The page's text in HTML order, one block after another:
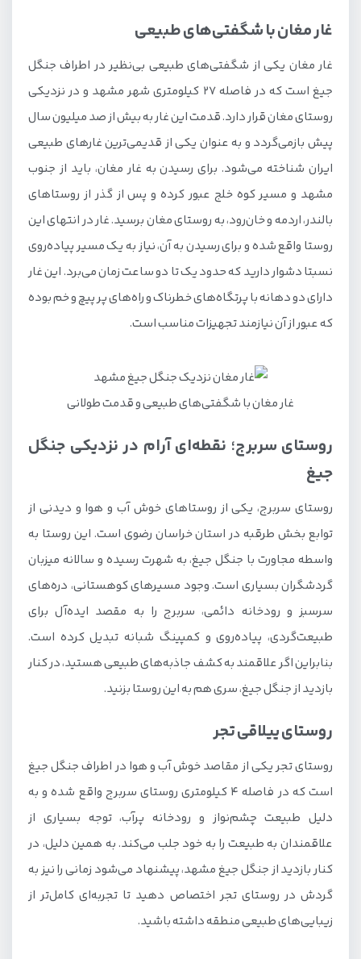
غار مغان با شگفتی‌های طبیعی
غار مغان یکی از شگفتی‌های طبیعی بی‌نظیر در اطراف جنگل
جیغ است که در فاصله 27 کیلومتری شهر مشهد و در نزدیکی
روستای مغان قرار دارد. قدمت این غار به بیش از صد میلیون سال
پیش بازمی‌گردد و به عنوان یکی از قدیمی‌ترین غارهای طبیعی
ایران شناخته می‌شود. برای رسیدن به غار مغان، باید از جنوب
مشهد و مسیر کوه خلج عبور کرده و پس از گذر از روستاهای
بالندر، اردمه و خان‌رود، به روستای مغان برسید. غار در انتهای این
روستا واقع شده و برای رسیدن به آن، نیاز به یک مسیر پیاده‌روی
نسبتا دشوار دارید که حدود یک تا دو ساعت زمان می‌برد. این غار
دارای دو دهانه با پرتگاه‌های خطرناک و راه‌های پر پیچ و خم بوده
که عبور از آن نیازمند تجهیزات مناسب است.
غار مغان با شگفتی‌های طبیعی و قدمت طولانی
روستای سربرج؛ نقطه‌ای آرام در نزدیکی جنگل
جیغ
روستای سربرج، یکی از روستاهای خوش آب و هوا و دیدنی از
توابع بخش طرقبه در استان خراسان رضوی است. این روستا به
واسطه مجاورت با جنگل جیغ، به شهرت رسیده و سالانه میزبان
گردشگران بسیاری است. وجود مسیرهای کوهستانی، دره‌های
سرسبز و رودخانه دائمی، سربرج را به مقصد ایده‌آل برای
طبیعت‌گردی، پیاده‌روی و کمپینگ شبانه تبدیل کرده است.
بنابراین اگر علاقمند به کشف جاذبه‌های طبیعی هستید، در کنار
بازدید از جنگل جیغ، سری هم به این روستا بزنید.
روستای ییلاقی تجر
روستای تجر یکی از مقاصد خوش آب و هوا در اطراف جنگل جیغ
است که در فاصله 4 کیلومتری روستای سربرج واقع شده و به
دلیل طبیعت چشم‌نواز و رودخانه پرآب، توجه بسیاری از
علاقمندان به طبیعت را به خود جلب می‌کند. به همین دلیل، در
کنار بازدید از جنگل جیغ مشهد، پیشنهاد می‌شود زمانی را نیز به
گردش در روستای تجر اختصاص دهید تا تجربه‌ای کامل‌تر از
زیبایی‌های طبیعی منطقه داشته باشید.